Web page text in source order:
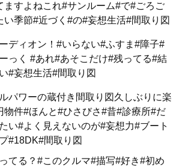
ますよねこれ#サンルーム#で#ごろご
い季節#近づく#の#妄想生活#間取り図
ディオン！#いらない#ふすま#障子#
っく #あれ#あそこだけ#残ってる#結
#妄想生活#間取り図
パワーの蔵付き間取り図久しぶりに楽
物件#ほんと#ひさびさ#昔#診療所#だ
い#よく見えないのが#妄想力#ブート
#18DK#間取り図
てる？#このクルマ#描写#好き#初め